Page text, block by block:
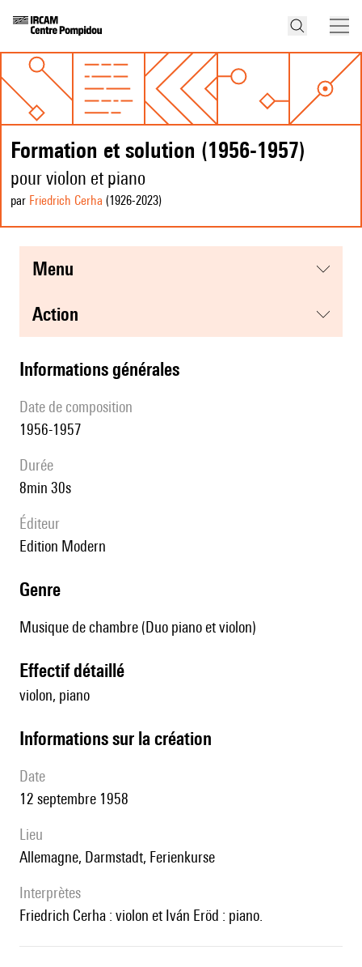
Formation et solution (1956-1957)
pour violon et piano
par Friedrich Cerha (1926-2023)
menu
action
informations générales
date de composition
1956-1957
durée
8min 30s
éditeur
Edition Modern
genre
Musique de chambre (Duo piano et violon)
effectif détaillé
violon, piano
informations sur la création
date
12 septembre 1958
lieu
Allemagne, Darmstadt, Ferienkurse
interprètes
Friedrich Cerha : violon et Iván Eröd : piano.